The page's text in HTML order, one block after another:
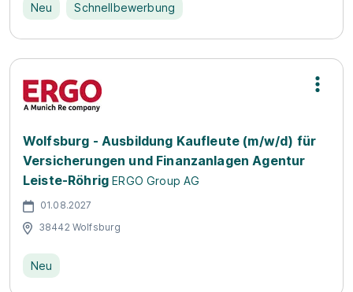
Neu Schnellbewerbung
Wolfsburg - Ausbildung Kaufleute (m/w/d) für
Versicherungen und Finanzanlagen Agentur
Leiste-Röhrig ERGO Group AG
01.08.2027
38442 Wolfsburg
Neu